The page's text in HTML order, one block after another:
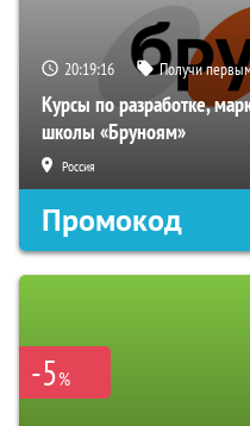
20:19:15 Получи
Курсы по разработке,
школы «Бруноям»
Россия
Промокод
-5%